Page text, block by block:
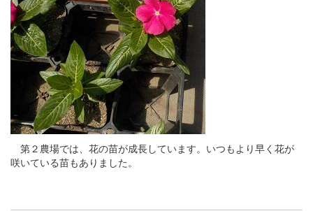
第２農場では、花の苗が成長しています。いつもより早く花が
咲いている苗もありました。